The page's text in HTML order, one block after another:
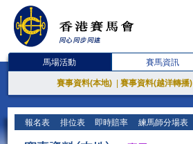
馬場活動 賽馬資訊
賽事資料(本地) 賽事資料(越洋轉播)
報名表 排位表 即時賠率 練馬師分場表